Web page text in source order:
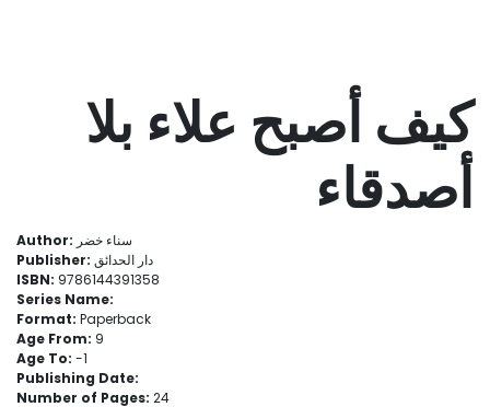
كيف أصبح علاء بلا
أصدقاء
Author: سناء خضر
Publisher: دار الحدائق
ISBN: 9786144391358
Series Name:
Format: Paperback
Age From: 9
Age To: - 1
Publishing Date:
Number of Pages: 24